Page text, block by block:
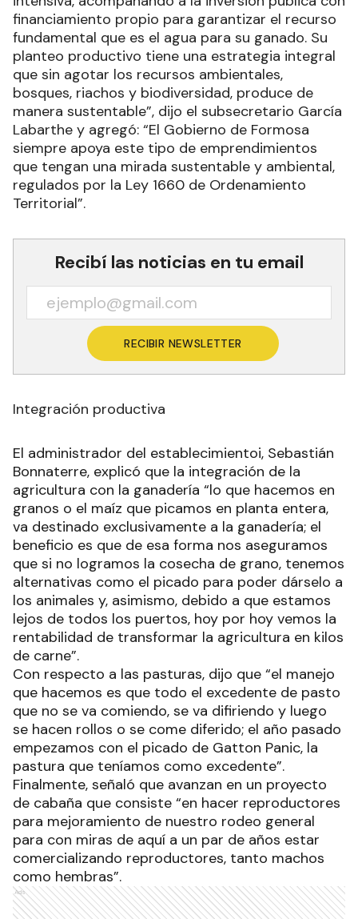
financiamiento propio para garantizar el recurso
fundamental que es el agua para su ganado. Su
planteo productivo tiene una estrategia integral
que sin agotar los recursos ambientales,
bosques, riachos y biodiversidad, produce de
manera sustentable”, dijo el subsecretario García
Labarthe y agregó: “El Gobierno de Formosa
siempre apoya este tipo de emprendimientos
que tengan una mirada sustentable y ambiental,
regulados por la Ley 1660 de Ordenamiento
Territorial”.
Recibí las noticias en tu email
RECIBIR NEWSLETTER
Integración productiva
El administrador del establecimientoi, Sebastián
Bonnaterre, explicó que la integración de la
agricultura con la ganadería “lo que hacemos en
granos o el maíz que picamos en planta entera,
va destinado exclusivamente a la ganadería; el
beneficio es que de esa forma nos aseguramos
que si no logramos la cosecha de grano, tenemos
alternativas como el picado para poder dárselo a
los animales y, asimismo, debido a que estamos
lejos de todos los puertos, hoy por hoy vemos la
rentabilidad de transformar la agricultura en kilos
de carne”.
Con respecto a las pasturas, dijo que “el manejo
que hacemos es que todo el excedente de pasto
que no se va comiendo, se va difiriendo y luego
se hacen rollos o se come diferido; el año pasado
empezamos con el picado de Gatton Panic, la
pastura que teníamos como excedente”.
Finalmente, señaló que avanzan en un proyecto
de cabaña que consiste “en hacer reproductores
para mejoramiento de nuestro rodeo general
para con miras de aquí a un par de años estar
comercializando reproductores, tanto machos
como hembras”.
Ads